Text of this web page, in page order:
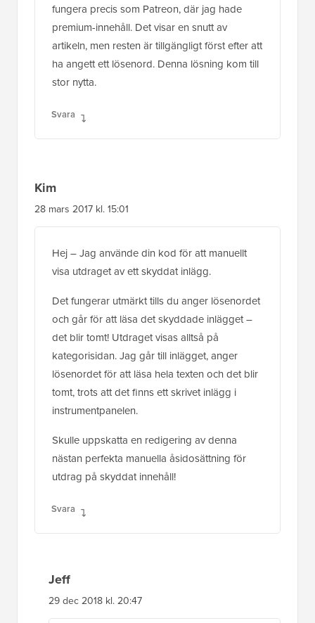
fungera precis som Patreon, där jag hade
premium-innehåll. Det visar en snutt av
artikeln, men resten är tillgängligt först efter att
ha angett ett lösenord. Denna lösning kom till
stor nytta.
Svara
Kim
28 mars 2017 kl. 15:01
Hej – Jag använde din kod för att manuellt
visa utdraget av ett skyddat inlägg.
Det fungerar utmärkt tills du anger lösenordet
och går för att läsa det skyddade inlägget –
det blir tomt! Utdraget visas alltså på
kategorisidan. Jag går till inlägget, anger
lösenordet för att läsa hela texten och det blir
tomt, trots att det finns ett skrivet inlägg i
instrumentpanelen.
Skulle uppskatta en redigering av denna
nästan perfekta manuella åsidosättning för
utdrag på skyddat innehåll!
Svara
Jeff
29 dec 2018 kl. 20:47